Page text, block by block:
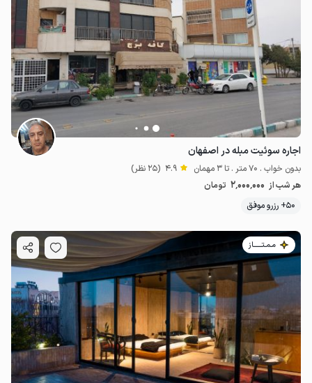
اجاره سوئیت مبله در اصفهان
بدون خواب . 70 متر . تا 3 مهمان 4.9 (25 نظر)
هر شب از 2٬000٬000 تومان
50+ رزرو موفق
مـمـتــــــاز